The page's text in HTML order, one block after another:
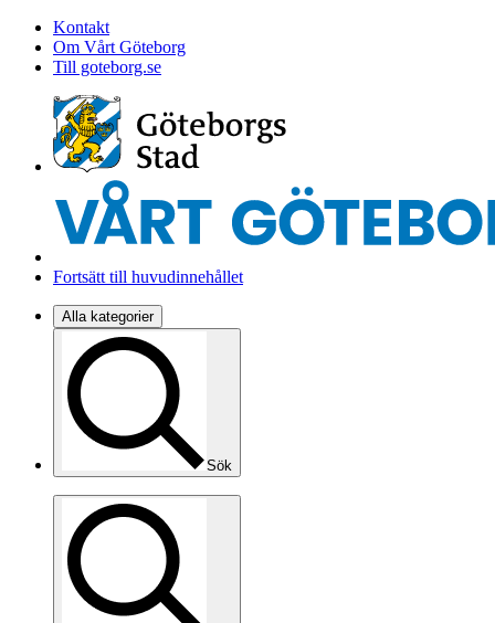
Kontakt
Om Vårt Göteborg
Till goteborg.se
Fortsätt till huvudinnehållet
Alla kategorier
Sök